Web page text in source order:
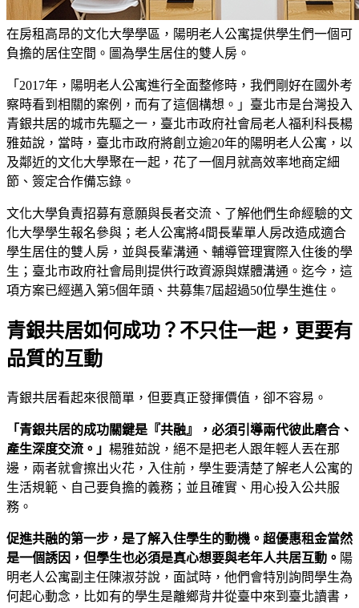
在房租高昂的文化大學學區，陽明老人公寓提供學生們一個可
負擔的居住空間。圖為學生居住的雙人房。
「2017年，陽明老人公寓進行全面整修時，我們剛好在國外考
察時看到相關的案例，而有了這個構想。」臺北市是台灣投入
青銀共居的城市先驅之一，臺北市政府社會局老人福利科長楊
雅茹說，當時，臺北市政府將創立逾20年的陽明老人公寓，以
及鄰近的文化大學聚在一起，花了一個月就高效率地商定細
節、簽定合作備忘錄。
文化大學負責招募有意願與長者交流、了解他們生命經驗的文
化大學學生報名參與；老人公寓將4間長輩單人房改造成適合
學生居住的雙人房，並與長輩溝通、輔導管理實際入住後的學
生；臺北市政府社會局則提供行政資源與媒體溝通。迄今，這
項方案已經邁入第5個年頭、共募集7屆超過50位學生進住。
青銀共居如何成功？不只住一起，更要有
品質的互動
青銀共居看起來很簡單，但要真正發揮價值，卻不容易。
「青銀共居的成功關鍵是『共融』，必須引導兩代彼此磨合、
產生深度交流。」 楊雅茹說，絕不是把老人跟年輕人丟在那
邊，兩者就會擦出火花，入住前，學生要清楚了解老人公寓的
生活規範、自己要負擔的義務；並且確實、用心投入公共服
務。
促進共融的第一步，是了解入住學生的動機。超優惠租金當然
是一個誘因，但學生也必須是真心想要與老年人共居互動。 陽
明老人公寓副主任陳淑芬說，面試時，他們會特別詢問學生為
何起心動念，比如有的學生是離鄉背井從臺中來到臺北讀書，